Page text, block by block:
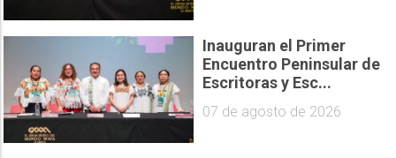
Inauguran el Primer
Encuentro Peninsular de
Escritoras y Esc...
07 de agosto de 2026